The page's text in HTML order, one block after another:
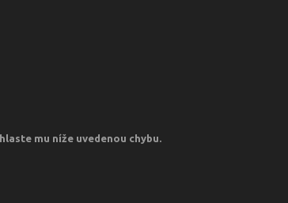
mu níže uvedenou chybu.